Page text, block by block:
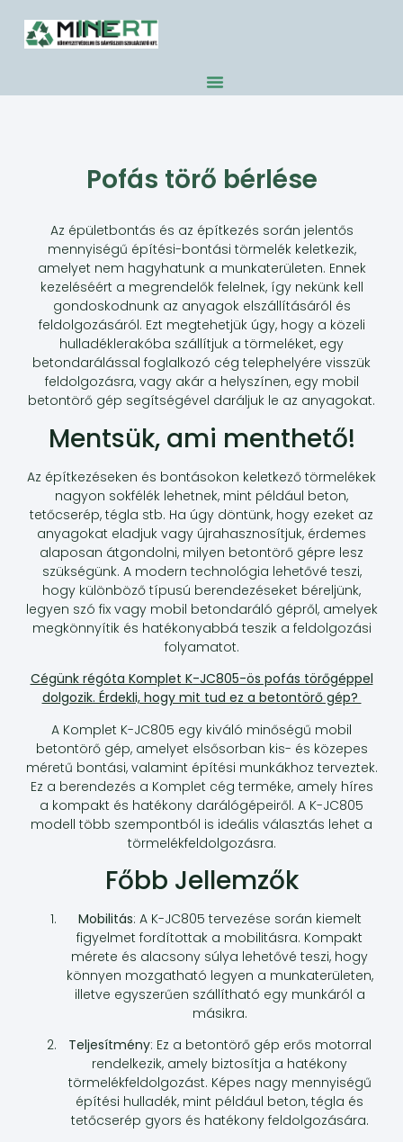
Pofás törő bérlése
Az épületbontás és az építkezés során jelentős
mennyiségű építési-bontási törmelék keletkezik,
amelyet nem hagyhatunk a munkaterületen. Ennek
kezeléséért a megrendelők felelnek, így nekünk kell
gondoskodnunk az anyagok elszállításáról és
feldolgozásáról. Ezt megtehetjük úgy, hogy a közeli
hulladéklerakóba szállítjuk a törmeléket, egy
betondarálással foglalkozó cég telephelyére visszük
feldolgozásra, vagy akár a helyszínen, egy mobil
betontörő gép segítségével daráljuk le az anyagokat.
Mentsük, ami menthető!
Az építkezéseken és bontásokon keletkező törmelékek
nagyon sokfélék lehetnek, mint például beton,
tetőcserép, tégla stb. Ha úgy döntünk, hogy ezeket az
anyagokat eladjuk vagy újrahasznosítjuk, érdemes
alaposan átgondolni, milyen betontörő gépre lesz
szükségünk. A modern technológia lehetővé teszi,
hogy különböző típusú berendezéseket béreljünk,
legyen szó fix vagy mobil betondaráló gépről, amelyek
megkönnyítik és hatékonyabbá teszik a feldolgozási
folyamatot.
Cégünk régóta Komplet K-JC805-ös pofás törőgéppel
dolgozik. Érdekli, hogy mit tud ez a betontörő gép?
A Komplet K-JC805 egy kiváló minőségű mobil
betontörő gép, amelyet elsősorban kis- és közepes
méretű bontási, valamint építési munkákhoz terveztek.
Ez a berendezés a Komplet cég terméke, amely híres
a kompakt és hatékony darálógépeiről. A K-JC805
modell több szempontból is ideális választás lehet a
törmelékfeldolgozásra.
Főbb Jellemzők
Mobilitás: A K-JC805 tervezése során kiemelt
figyelmet fordítottak a mobilitásra. Kompakt
mérete és alacsony súlya lehetővé teszi, hogy
könnyen mozgatható legyen a munkaterületen,
illetve egyszerűen szállítható egy munkáról a
másikra.
Teljesítmény: Ez a betontörő gép erős motorral
rendelkezik, amely biztosítja a hatékony
törmelékfeldolgozást. Képes nagy mennyiségű
építési hulladék, mint például beton, tégla és
tetőcserép gyors és hatékony feldolgozására.